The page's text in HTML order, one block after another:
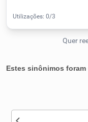
Detector de IA
Humanizador de
Estes sinônimos foram
Nenhum dos